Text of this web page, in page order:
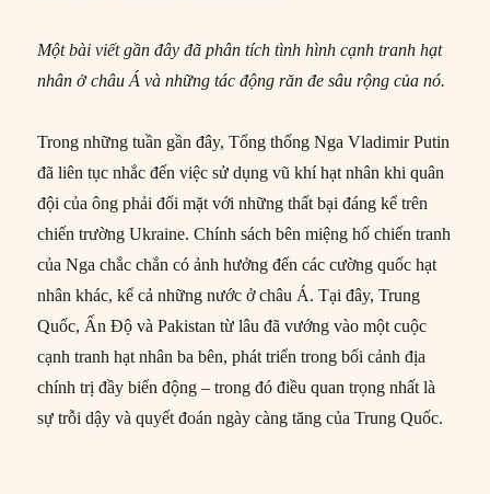
Một bài viết gần đây đã phân tích tình hình cạnh tranh hạt
nhân ở châu Á và những tác động răn đe sâu rộng của nó.
Trong những tuần gần đây, Tổng thống Nga Vladimir Putin
đã liên tục nhắc đến việc sử dụng vũ khí hạt nhân khi quân
đội của ông phải đối mặt với những thất bại đáng kể trên
chiến trường Ukraine. Chính sách bên miệng hố chiến tranh
của Nga chắc chắn có ảnh hưởng đến các cường quốc hạt
nhân khác, kể cả những nước ở châu Á. Tại đây, Trung
Quốc, Ấn Độ và Pakistan từ lâu đã vướng vào một cuộc
cạnh tranh hạt nhân ba bên, phát triển trong bối cảnh địa
chính trị đầy biến động – trong đó điều quan trọng nhất là
sự trỗi dậy và quyết đoán ngày càng tăng của Trung Quốc.